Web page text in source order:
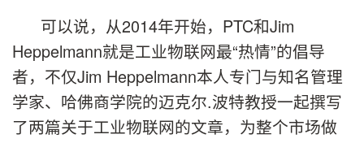
可以说，从2014年开始，PTC和Jim
Heppelmann就是工业物联网最“热情”的倡导
者，不仅Jim Heppelmann本人专门与知名管理
学家、哈佛商学院的迈克尔.波特教授一起撰写
了两篇关于工业物联网的文章，为整个市场做